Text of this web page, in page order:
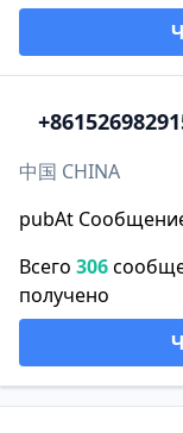
+86
中国 CHINA
pubAt
Всего 306
получено